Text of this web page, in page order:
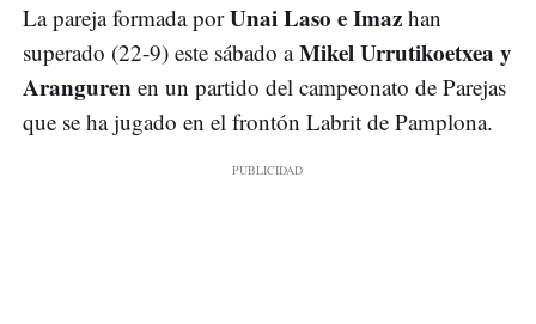
La pareja formada porUnai Laso e Imaz han
superado (22-9) este sábado aMikel Urrutikoetxea y
Aranguren en un partido del campeonato de Parejas
que se ha jugado en el frontón Labrit de Pamplona.